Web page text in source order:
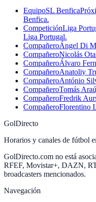
EquipoSL Benfica
Benfica.
CompeticiónLiga
Liga Portugal.
CompañeroÁngel Di
CompañeroNicolás
CompañeroÁlvaro
CompañeroAnatoliy
CompañeroAntónio
CompañeroTomás
CompañeroFredrik
CompañeroFlorentino
GolDirecto
Horarios y canales de fútbol
GolDirecto.com no está
RFEF, Movistar+, DAZN,
broadcasters mencionados.
Navegación